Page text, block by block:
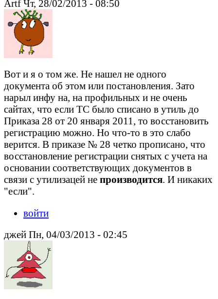
Artf Чт, 28/02/2013 - 08:50
Вот и я о том же. Не нашел не одного
документа об этом или постановления. Зато
нарыл инфу на, на профильных и не очень
сайтах, что если ТС было списано в утиль до
Приказа 28 от 20 января 2011, то восстановить
регистрацию можно. Но что-то в это слабо
верится. В приказе № 28 четко прописано, что
восстановление регистрации снятых с учета на
основании соответствующих документов в
связи с утилизацей не производится. И никаких
"если".
войти
джей Пн, 04/03/2013 - 02:45